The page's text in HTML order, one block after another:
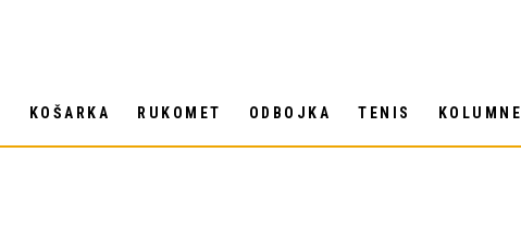
KOŠARKA RUKOMET ODBOJKA TENIS KOLUMNE